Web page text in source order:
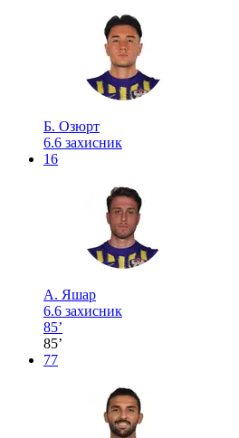
Б. Озюрт
6.6 захисник
16
А. Яшар
6.6 захисник
85’
85’
77